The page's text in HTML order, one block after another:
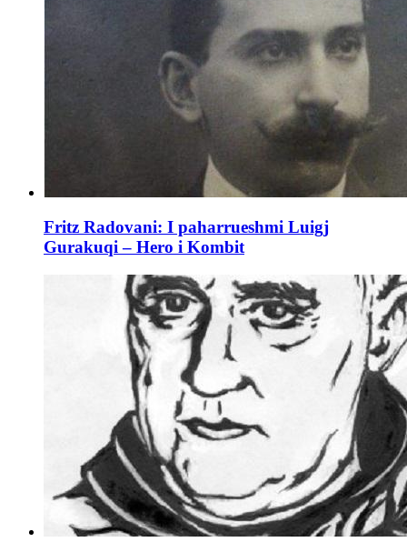
Fritz Radovani: I paharrueshmi Luigj
Gurakuqi – Hero i Kombit